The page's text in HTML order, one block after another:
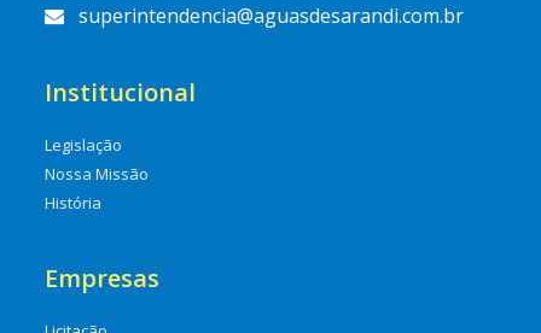
superintendencia@aguasdesarandi.com.br
Institucional
Legislação
Nossa Missão
História
Empresas